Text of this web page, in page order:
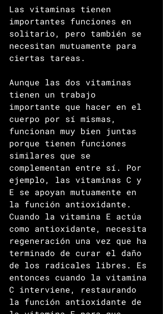
Las vitaminas tienen
importantes funciones en
solitario, pero también se
necesitan mutuamente para
ciertas tareas.
Aunque las dos vitaminas
tienen un trabajo
importante que hacer en el
cuerpo por sí mismas,
funcionan muy bien juntas
porque tienen funciones
similares que se
complementan entre sí. Por
ejemplo, las vitaminas C y
E se apoyan mutuamente en
la función antioxidante.
Cuando la vitamina E actúa
como antioxidante, necesita
regeneración una vez que ha
terminado de curar el daño
de los radicales libres. Es
entonces cuando la vitamina
C interviene, restaurando
la función antioxidante de